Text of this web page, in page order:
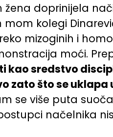
doprinijela
kolegi
mizoginih i
moći.
kao sredstvo
zato što se
se više puta
načelnika